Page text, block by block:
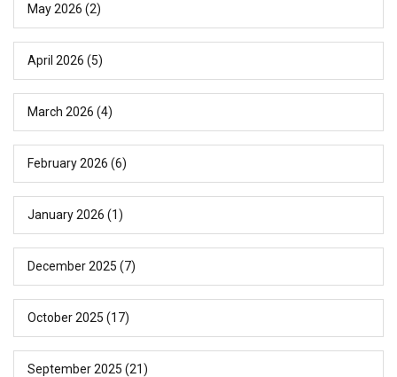
May 2026 (2)
April 2026 (5)
March 2026 (4)
February 2026 (6)
January 2026 (1)
December 2025 (7)
October 2025 (17)
September 2025 (21)